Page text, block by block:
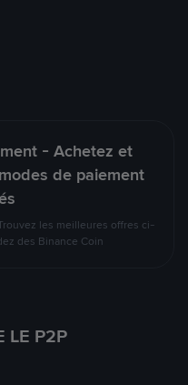
- Achetez et
de paiement
les meilleures offres ci-
des Binance Coin
LE P2P